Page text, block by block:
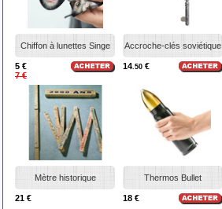
Chiffon à lunettes Singe
5 €
7 €
Accroche-clés soviétique
14.50 €
Mètre historique
21 €
Thermos Bullet
18 €